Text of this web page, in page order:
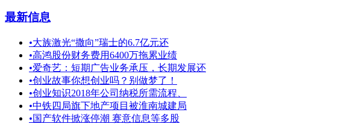
最新信息
•大族激光“撒向”瑞士的6.7亿元还
•高鸿股份财务费用6400万拖累业绩
•爱奇艺：短期广告业务承压，长期发展还
•创业故事你想创业吗？别做梦了！
•创业知识2018年公司纳税所需流程、
•中铁四局旗下地产项目被淮南城建局
•国产软件掀涨停潮 赛意信息等多股